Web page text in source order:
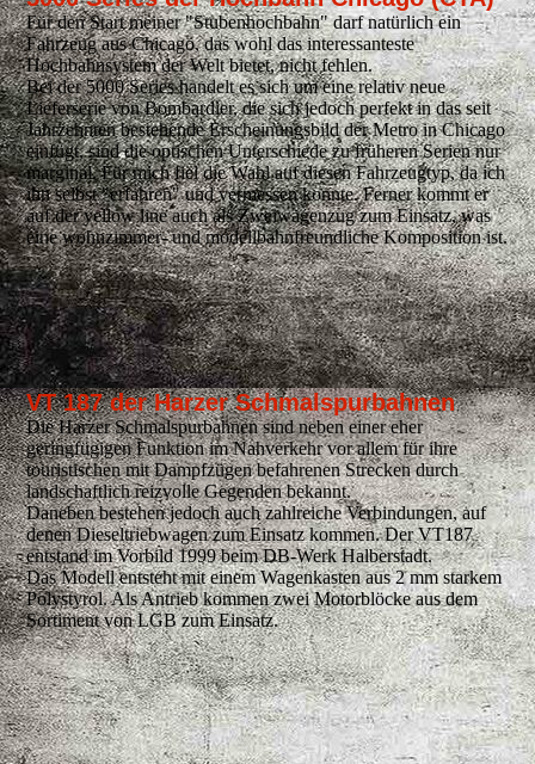
Für den Start meiner "Stubenhochbahn" darf natürlich ein
Fahrzeug aus Chicago, das wohl das interessanteste
Hochbahnsystem der Welt bietet, nicht fehlen.
Bei der 5000 Series handelt es sich um eine relativ neue
Lieferserie von Bombardier, die sich jedoch perfekt in das seit
Jahrzehnten bestehende Erscheinungsbild der Metro in Chicago
einfügt, sind die optischen Unterschiede zu früheren Serien nur
marginal. Für mich fiel die Wahl auf diesen Fahrzeugtyp, da ich
ihn selbst "erfahren" und vermessen konnte. Ferner kommt er
auf der yellow line auch als Zweiwagenzug zum Einsatz, was
eine wohnzimmer- und modellbahnfreundliche Komposition ist.
VT 187 der Harzer Schmalspurbahnen
Die Harzer Schmalspurbahnen sind neben einer eher
geringfügigen Funktion im Nahverkehr vor allem für ihre
touristischen mit Dampfzügen befahrenen Strecken durch
landschaftlich reizvolle Gegenden bekannt.
Daneben bestehen jedoch auch zahlreiche Verbindungen, auf
denen Dieseltriebwagen zum Einsatz kommen. Der VT187
entstand im Vorbild 1999 beim DB-Werk Halberstadt.
Das Modell entsteht mit einem Wagenkasten aus 2 mm starkem
Polystyrol. Als Antrieb kommen zwei Motorblöcke aus dem
Sortiment von LGB zum Einsatz.